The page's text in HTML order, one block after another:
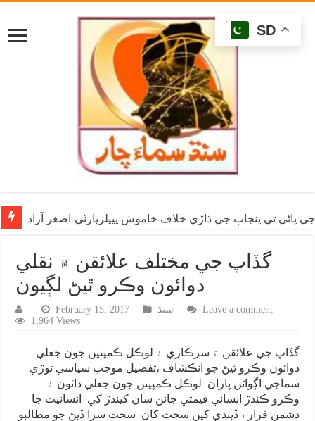
پاڻي تي پنجاب جي ڌاڙي خلاف خاموش پيپلزپارٽي-اصغر آزاد
گڏاپ جي مختلف علائقن ۾ نقلي
دوائون وڪرو ٿيڻ لڳيون
February 15, 2017 سنڌ
Leave a comment
1,964 Views
گڏاپ جي علائقن ۾ سرڪاري ۽ لوڪل ڪمپنين جون جعلي
دوائون وڪرو ٿيڻ جو انڪشاف ،تفصيل موجب سياسي توڙي
سماجي اڳواڻن پاران لوڪل ڪمپينن جون جعلي دائون ۽
وڪرو ڪندڙ انساني قيمتي جانن سان کيندڙ کي انسانيت جا
دشمن قرار ، ڏيندي کين سخت کان سخت سزا ڏيڻ جو مطالبو
SD